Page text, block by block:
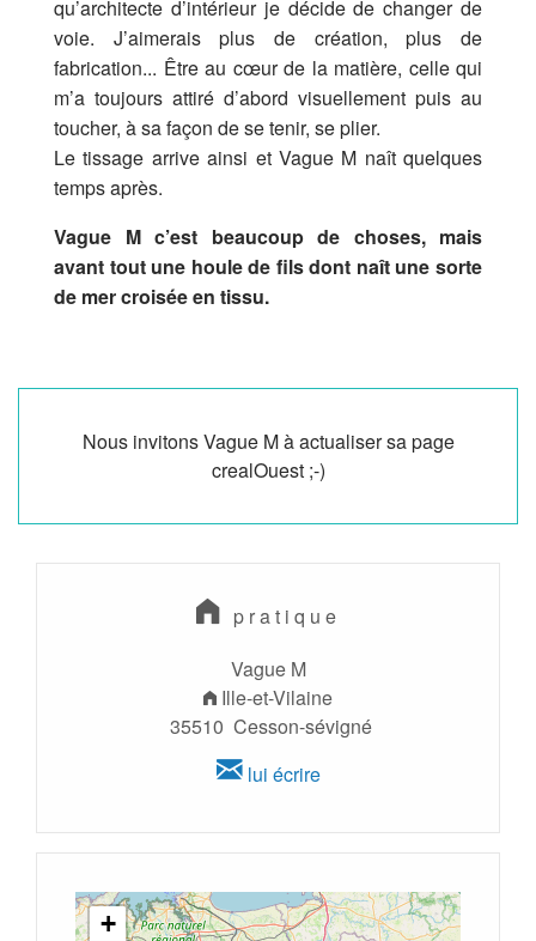
qu’architecte d’intérieur je décide de changer de
voie. J’aimerais plus de création, plus de
fabrication... Être au cœur de la matière, celle qui
m’a toujours attiré d’abord visuellement puis au
toucher, à sa façon de se tenir, se plier.
Le tissage arrive ainsi et Vague M naît quelques
temps après.
Vague M c’est beaucoup de choses, mais
avant tout une houle de fils dont naît une sorte
de mer croisée en tissu.
Nous invitons Vague M à actualiser sa page
crealOuest ;-)
pratique
Vague M
Ille-et-Vilaine
35510 Cesson-sévigné
lui écrire
+